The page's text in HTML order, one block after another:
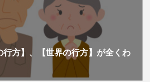
行方】、【世界の行方】が全くわ